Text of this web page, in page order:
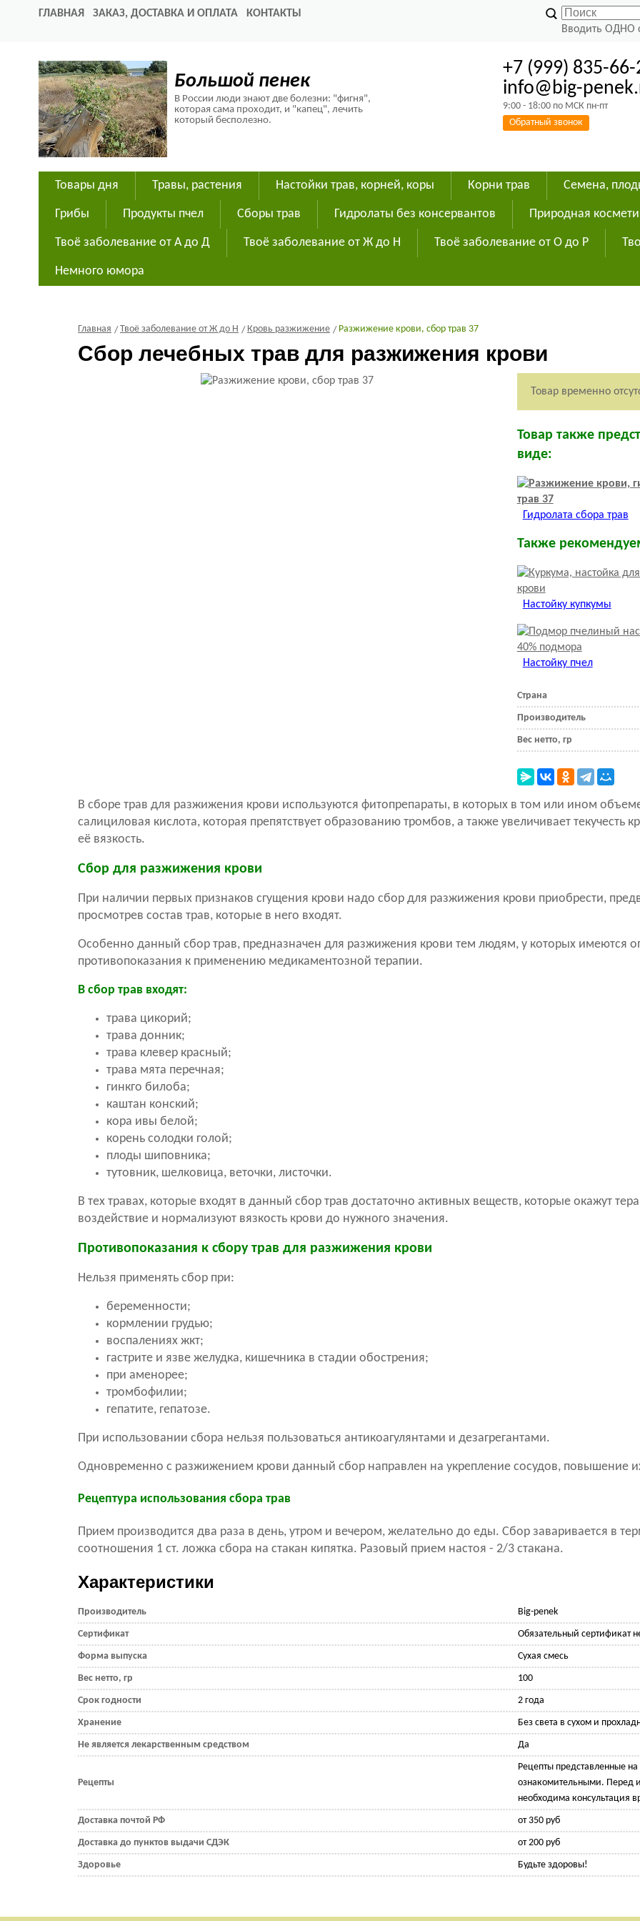
ГЛАВНАЯ ЗАКАЗ, ДОСТАВКА И ОПЛАТА
КОНТАКТЫ
Вводить ОДНО
Большой пенек
В России люди знают две болезни: "фигня",
которая сама проходит, и "капец", лечить
который бесполезно.
+7 (999) 835-66-
info@big-
9:00 - 18:00 по МСК пн-пт
Обратный звонок
Товары дня Травы, растения Настойки трав, корней, коры Корни трав Семена,
Грибы Продукты пчел Сборы трав Гидролаты без консервантов Природная
Твоё заболевание от А до Д Твоё заболевание от Ж до Н Твоё заболевание от О до Р
Немного юмора
Главная Твоё заболевание от Ж до Н Кровь разжижение Разжижение крови, сбор трав 37
Сбор лечебных трав для разжижения крови
Товар временно
Товар также
виде:
Гидролата сбора трав
Также
Настойку купкумы
Настойку пчел
Страна
Производитель
Вес нетто, гр
В сборе трав для разжижения крови используются фитопрепараты, в которых в том или ином
салициловая кислота, которая препятствует образованию тромбов, а также увеличивает текучесть
её вязкость.
Сбор для разжижения крови
При наличии первых признаков сгущения крови надо сбор для разжижения крови приобрести,
просмотрев состав трав, которые в него входят.
Особенно данный сбор трав, предназначен для разжижения крови тем людям, у которых имеются
противопоказания к применению медикаментозной терапии.
В сбор трав входят:
трава цикорий;
трава донник;
трава клевер красный;
трава мята перечная;
гинкго билоба;
каштан конский;
кора ивы белой;
корень солодки голой;
плоды шиповника;
тутовник, шелковица, веточки, листочки.
В тех травах, которые входят в данный сбор трав достаточно активных веществ, которые окажут
воздействие и нормализуют вязкость крови до нужного значения.
Противопоказания к сбору трав для разжижения крови
Нельзя применять сбор при:
беременности;
кормлении грудью;
воспалениях жкт;
гастрите и язве желудка, кишечника в стадии обострения;
при аменорее;
тромбофилии;
гепатите, гепатозе.
При использовании сбора нельзя пользоваться антикоагулянтами и дезагрегантами.
Одновременно с разжижением крови данный сбор направлен на укрепление сосудов, повышение
Рецептура использования сбора трав
Прием производится два раза в день, утром и вечером, желательно до еды. Сбор заваривается в
соотношения 1 ст. ложка сбора на стакан кипятка. Разовый прием настоя - 2/3 стакана.
Характеристики
Производитель Big-penek
Сертификат Обязательный сертификат
Форма выпуска Сухая смесь
Вес нетто, гр 100
Срок годности 2 года
Хранение Без света в сухом и
Не является лекарственным средством Да
Рецепты
Рецепты представленные на
ознакомительными. Перед
необходима консультация
Доставка почтой РФ от 350 руб
Доставка до пунктов выдачи СДЭК от 200 руб
Здоровье Будьте здоровы!